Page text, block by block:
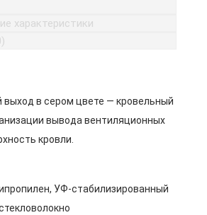
характеристики
выход в сером цвете — кровельный
вывода вентиляционных
кровли.
УФ-стабилизированный